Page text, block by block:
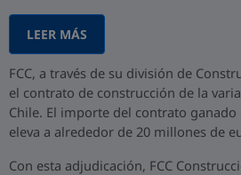
LEER MÁS
FCC, a través de su división de
el contrato de construcción de la
Chile. El importe del contrato
eleva a alrededor de 20 millones de
Con esta adjudicación, FCC